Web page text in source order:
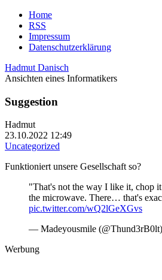
Home
RSS
Impressum
Datenschutzerklärung
Hadmut Danisch
Ansichten eines Informatikers
Suggestion
Hadmut
23.10.2022 12:49
Uncategorized
Funktioniert unsere Gesellschaft so?
"That's not the way I like it, chop
the microwave. There… that's
pic.twitter.com/wQ2lGeXGvs
— Madeyousmile (@Thund3rB0lt)
Werbung